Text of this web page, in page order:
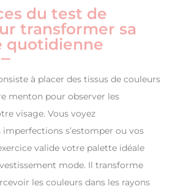
du test de
transformer sa
quotidienne
à placer des tissus de couleurs
menton pour observer les
visage. Vous voyez
s’estomper ou vos
valide votre palette idéale
mode. Il transforme
les couleurs dans les rayons